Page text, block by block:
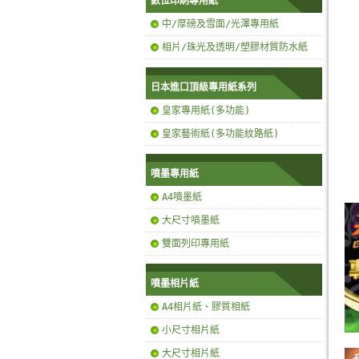
中/厚磅及雪面/光澤專用紙
相片/珠光及透明/塑膠材質防水紙
日本進口頂級專用紙系列
皇家專用紙(多功能)
皇家藝術紙(多功能紋路紙)
噴墨專用紙
A4噴墨紙
大尺寸噴墨紙
雙面列印專用紙
噴墨相片紙
A4相片紙、膠質相紙
小尺寸相片紙
大尺寸相片紙